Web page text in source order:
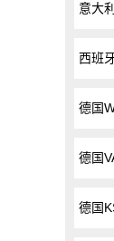
意大
西班
德国
德国
德国